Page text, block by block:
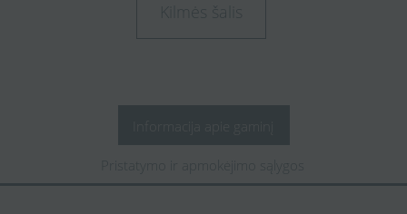
Kilmės šalis
Pristatymo ir apmokėjimo sąlygos